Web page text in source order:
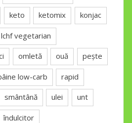
keto ketomix konjac
lchf vegetarian
omletă ouă pește
low-carb rapid
smântână ulei unt
îndulcitor